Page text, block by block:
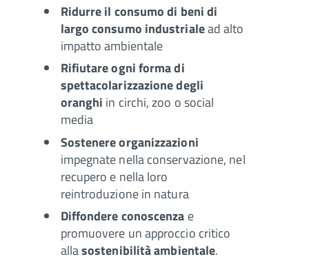
Ridurre il consumo di beni di
largo consumo industrialead alto
impatto ambientale
Rifiutare ogni forma di
spettacolarizzazione degli
oranghi in circhi, zoo o social
media
Sostenere organizzazioni
impegnate nella conservazione, nel
recupero e nella loro
reintroduzione in natura
Diffondere conoscenza e
promuovere un approccio critico
allasostenibilità ambientale.